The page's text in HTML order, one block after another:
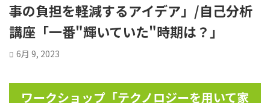
事の負担を軽減するアイデア」/自己分析
講座「一番"輝いていた"時期は？」
6月 9, 2023
ワークショップ「テクノロジーを用いて家